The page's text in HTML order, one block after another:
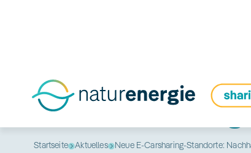
Neue E-
Startseite Aktuelles Neue E-Carsharing-Standorte: